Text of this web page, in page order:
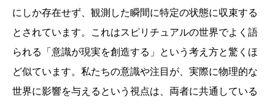
にしか存在せず、観測した瞬間に特定の状態に収束する
とされています。これはスピリチュアルの世界でよく語
られる「意識が現実を創造する」という考え方と驚くほ
ど似ています。私たちの意識や注目が、実際に物理的な
世界に影響を与えるという視点は、両者に共通している